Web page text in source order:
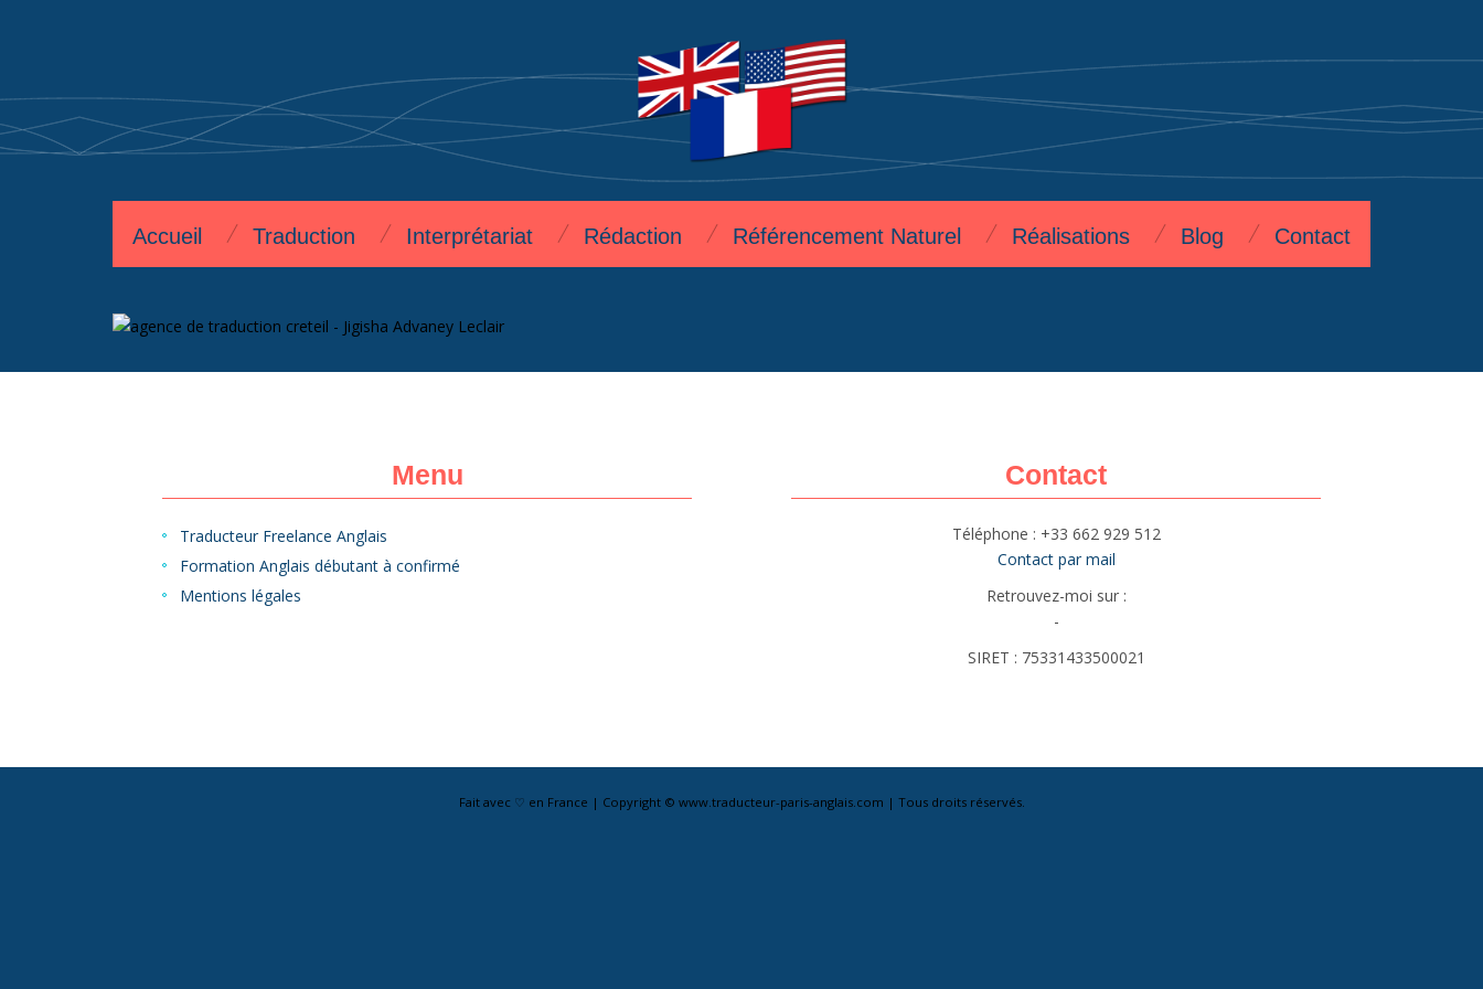
Accueil Traduction Interprétariat Rédaction Référencement Naturel Réalisations Blog Contact
Menu
Traducteur Freelance Anglais
Formation Anglais débutant à confirmé
Mentions légales
Contact
Téléphone : +33 662 929 512
Contact par mail
Retrouvez-moi sur :
-
SIRET : 75331433500021
Fait avec ♡ en France | Copyright © www.traducteur-paris-anglais.com | Tous droits réservés.